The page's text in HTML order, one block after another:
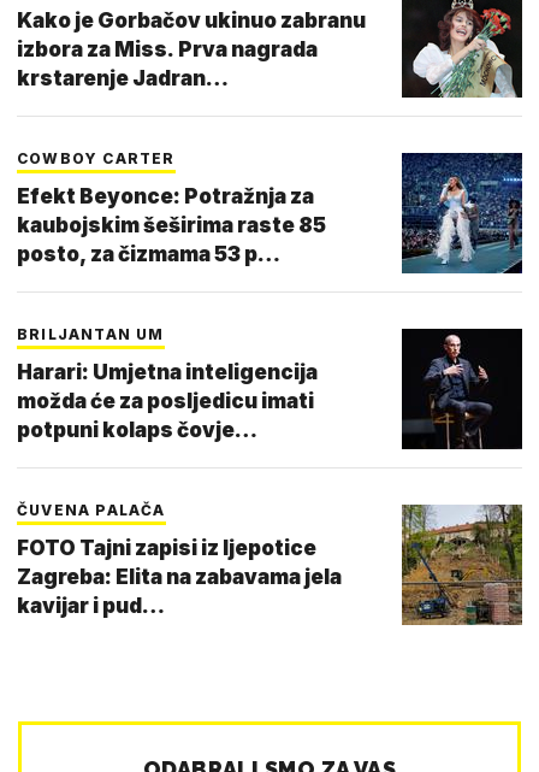
Kako je Gorbačov ukinuo zabranu
izbora za Miss. Prva nagrada
krstarenje Jadran…
COWBOY CARTER
Efekt Beyonce: Potražnja za
kaubojskim šeširima raste 85
posto, za čizmama 53 p…
BRILJANTAN UM
Harari: Umjetna inteligencija
možda će za posljedicu imati
potpuni kolaps čovje…
ČUVENA PALAČA
FOTO Tajni zapisi iz ljepotice
Zagreba: Elita na zabavama jela
kavijar i pud…